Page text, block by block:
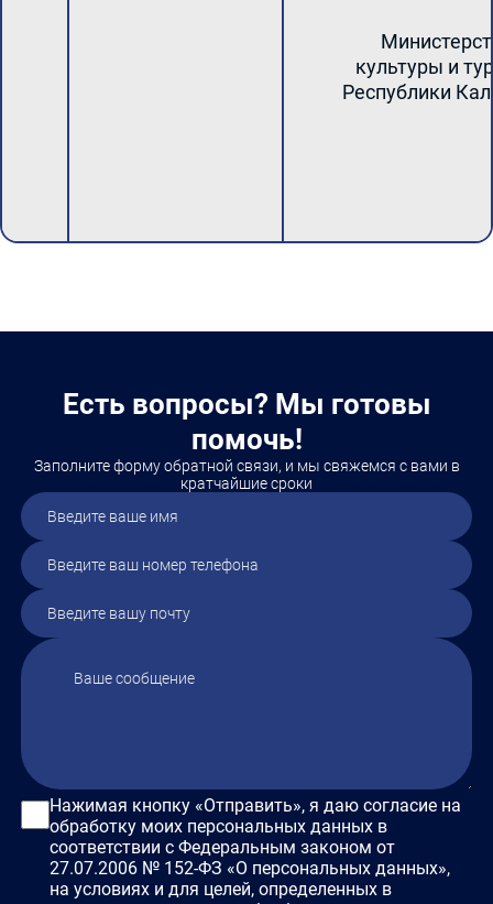
культуры и
Республики
Есть вопросы? Мы готовы
помочь!
Заполните форму обратной связи, и мы свяжемся с вами в
кратчайшие сроки
Нажимая кнопку «Отправить», я даю согласие на
обработку моих персональных данных в
соответствии с Федеральным законом от
27.07.2006 № 152-ФЗ «О персональных данных»,
на условиях и для целей, определенных в